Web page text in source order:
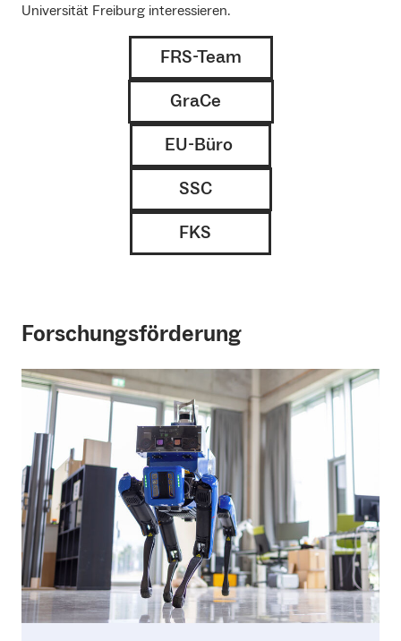
Universität Freiburg interessieren.
FRS-Team
GraCe
EU-Büro
SSC
FKS
Forschungsförderung